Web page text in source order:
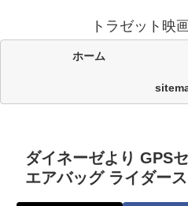
トラゼット映
ホーム
ダイネーゼより GPS
エアバッグ ライダー